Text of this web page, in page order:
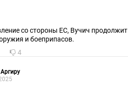
со стороны ЕС, Вучич
и боеприпасов.
4